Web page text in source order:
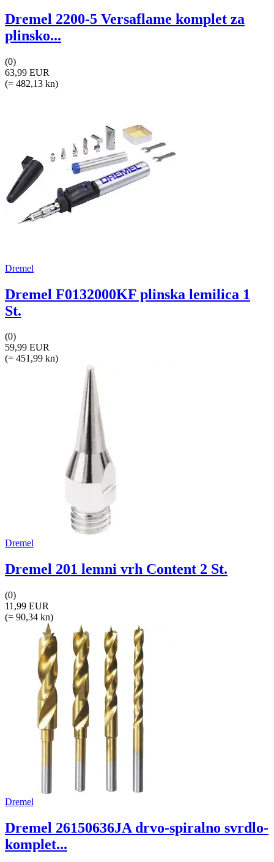
Dremel 2200-5 Versaflame komplet za
plinsko...
(0)
63,99 EUR
(= 482,13 kn)
Dremel
Dremel F0132000KF plinska lemilica 1
St.
(0)
59,99 EUR
(= 451,99 kn)
Dremel
Dremel 201 lemni vrh Content 2 St.
(0)
11,99 EUR
(= 90,34 kn)
Dremel
Dremel 26150636JA drvo-spiralno svrdlo-
komplet...